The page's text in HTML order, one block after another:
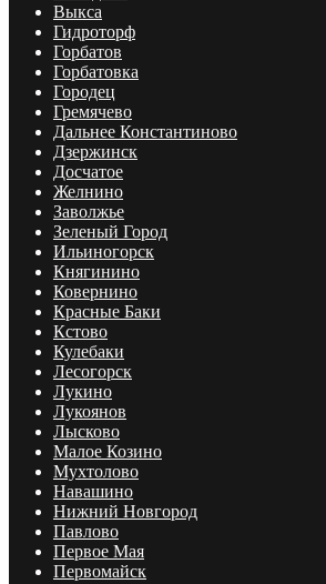
Выкса
Гидроторф
Горбатов
Горбатовка
Городец
Гремячево
Дальнее Константиново
Дзержинск
Досчатое
Желнино
Заволжье
Зеленый Город
Ильиногорск
Княгинино
Ковернино
Красные Баки
Кстово
Кулебаки
Лесогорск
Лукино
Лукоянов
Лысково
Малое Козино
Мухтолово
Навашино
Нижний Новгород
Павлово
Первое Мая
Первомайск